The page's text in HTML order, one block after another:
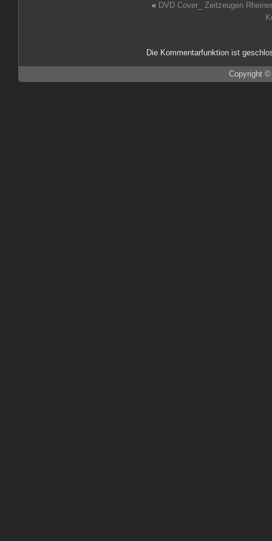
« DVD Cover_ Zeitzeugen
Die Kommentarfunktion ist
Copyright ©